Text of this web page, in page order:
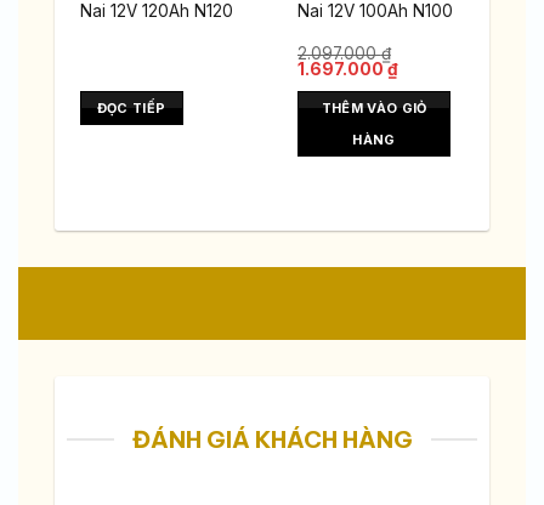
Nai 12V 120Ah N120
ĐỌC TIẾP
Nai 12V 100Ah N100
2.097.000₫
Giá
2.097.000 ₫.
1.697.000₫Giá
hiện
tại
là:
THÊM VÀO GIỎ
HÀNG
ĐÁNH GIÁ KHÁCH HÀNG